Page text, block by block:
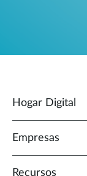
Hogar Digital
Empresas
Recursos